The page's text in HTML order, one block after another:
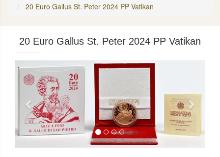
20 Euro Gallus St. Peter 2024 PP Vatikan
20 Euro Gallus St. Peter 2024 PP Vatikan
Previous Next